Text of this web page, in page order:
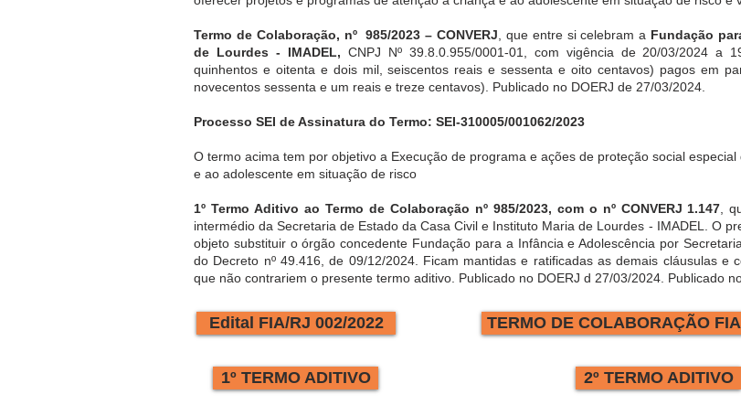
Termo de Colaboração, nº 985/2023 – CONVERJ , que entre si celebram a Fundação
de Lourdes - IMADEL, CNPJ Nº 39.8.0.955/0001-01, com vigência de 20/03/2024 a
quinhentos e oitenta e dois mil, seiscentos reais e sessenta e oito centavos) pagos em
novecentos sessenta e um reais e treze centavos). Publicado no DOERJ de 27/03/2024.
Processo SEI de Assinatura do Termo: SEI-310005/001062/2023
O termo acima tem por objetivo a Execução de programa e ações de proteção social
e ao adolescente em situação de risco
1º Termo Aditivo ao Termo de Colaboração nº 985/2023, com o nº CONVERJ 1.147 ,
intermédio da Secretaria de Estado da Casa Civil e Instituto Maria de Lourdes - IMADEL. O
objeto substituir o órgão concedente Fundação para a Infância e Adolescência por
do Decreto nº 49.416, de 09/12/2024. Ficam mantidas e ratificadas as demais cláusulas e
que não contrariem o presente termo aditivo. Publicado no DOERJ d 27/03/2024. Publicado
Edital FIA/RJ 002/2022
1º TERMO ADITIVO
TERMO DE COLABORAÇÃO
2º TERMO ADITIVO